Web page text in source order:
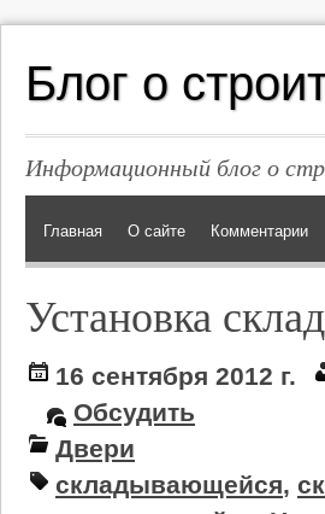
Блог о
Информационный блог о
Главная О сайте Комментарии
Установка
16 сентября 2012 г.
Обсудить
Двери
складывающейся,